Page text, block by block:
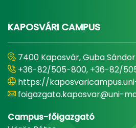
KAPOSVÁRI CAMPUS
7400 Kaposvár, Guba Sándor
+36-82/505-800, +36-82/
https://
foigazgato.kaposvar@uni-
Campus-főigazgató